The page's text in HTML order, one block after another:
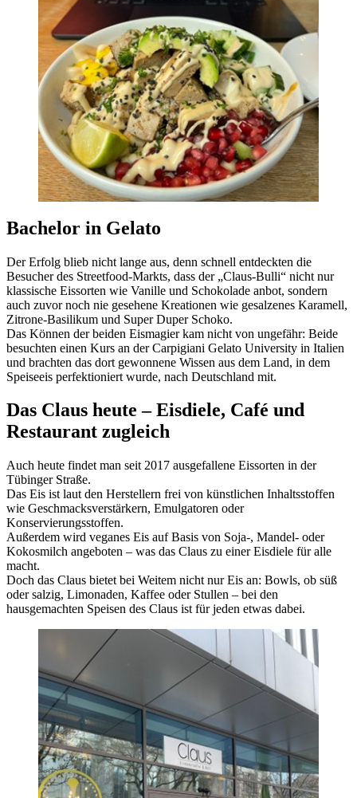
Bachelor in Gelato
Der Erfolg blieb nicht lange aus, denn schnell entdeckten die
Besucher des Streetfood-Markts, dass der „Claus-Bulli“ nicht nur
klassische Eissorten wie Vanille und Schokolade anbot, sondern
auch zuvor noch nie gesehene Kreationen wie gesalzenes Karamell,
Zitrone-Basilikum und Super Duper Schoko.
Das Können der beiden Eismagier kam nicht von ungefähr: Beide
besuchten einen Kurs an der Carpigiani Gelato University in Italien
und brachten das dort gewonnene Wissen aus dem Land, in dem
Speiseeis perfektioniert wurde, nach Deutschland mit.
Das Claus heute – Eisdiele, Café und
Restaurant zugleich
Auch heute findet man seit 2017 ausgefallene Eissorten in der
Tübinger Straße.
Das Eis ist laut den Herstellern frei von künstlichen Inhaltsstoffen
wie Geschmacksverstärkern, Emulgatoren oder
Konservierungsstoffen.
Außerdem wird veganes Eis auf Basis von Soja-, Mandel- oder
Kokosmilch angeboten – was das Claus zu einer Eisdiele für alle
macht.
Doch das Claus bietet bei Weitem nicht nur Eis an: Bowls, ob süß
oder salzig, Limonaden, Kaffee oder Stullen – bei den
hausgemachten Speisen des Claus ist für jeden etwas dabei.